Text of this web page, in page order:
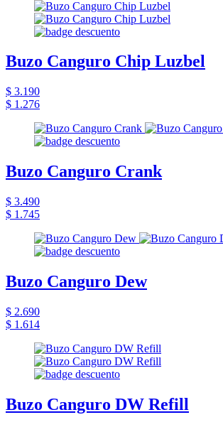
Buzo Canguro Chip Luzbel
$ 3.190
$ 1.276
Buzo Canguro Crank
$ 3.490
$ 1.745
Buzo Canguro Dew
$ 2.690
$ 1.614
Buzo Canguro DW Refill